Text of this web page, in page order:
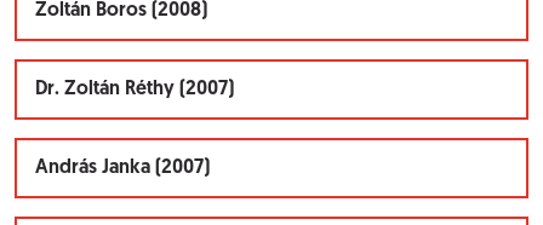
Zoltán Boros (2008)
Dr. Zoltán Réthy (2007)
András Janka (2007)